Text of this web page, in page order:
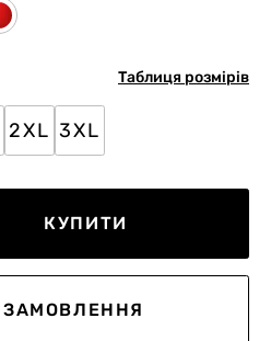
Таблиця розмірів
2XL 3XL
КУПИТИ